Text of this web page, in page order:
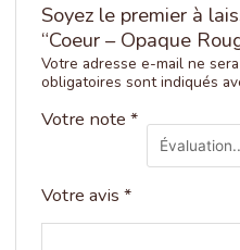
Soyez le premier à
“Coeur – Opaque
Votre adresse e-mail ne
obligatoires sont indiqués
Votre note *
Votre avis *